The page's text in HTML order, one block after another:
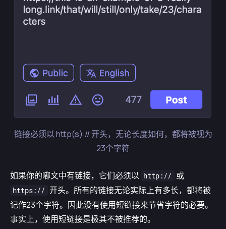
链接必须以 http(s):// 开头，无论长度如何，都将被视为
23个字符
如果你的嘟文中有链接，它们必须以 http:// 或
https://
开头。所有的链接无论实际上有多长，都将被
记作23个字符。因此没有使用短链接来节省字符的必要。
事实上，使用短链接是极其不被推荐的。